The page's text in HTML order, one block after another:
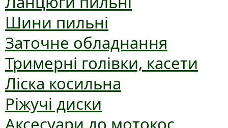
Шини пильні
Заточне обладнання
Тримерні голівки, касети
Ліска косильна
Ріжучі диски